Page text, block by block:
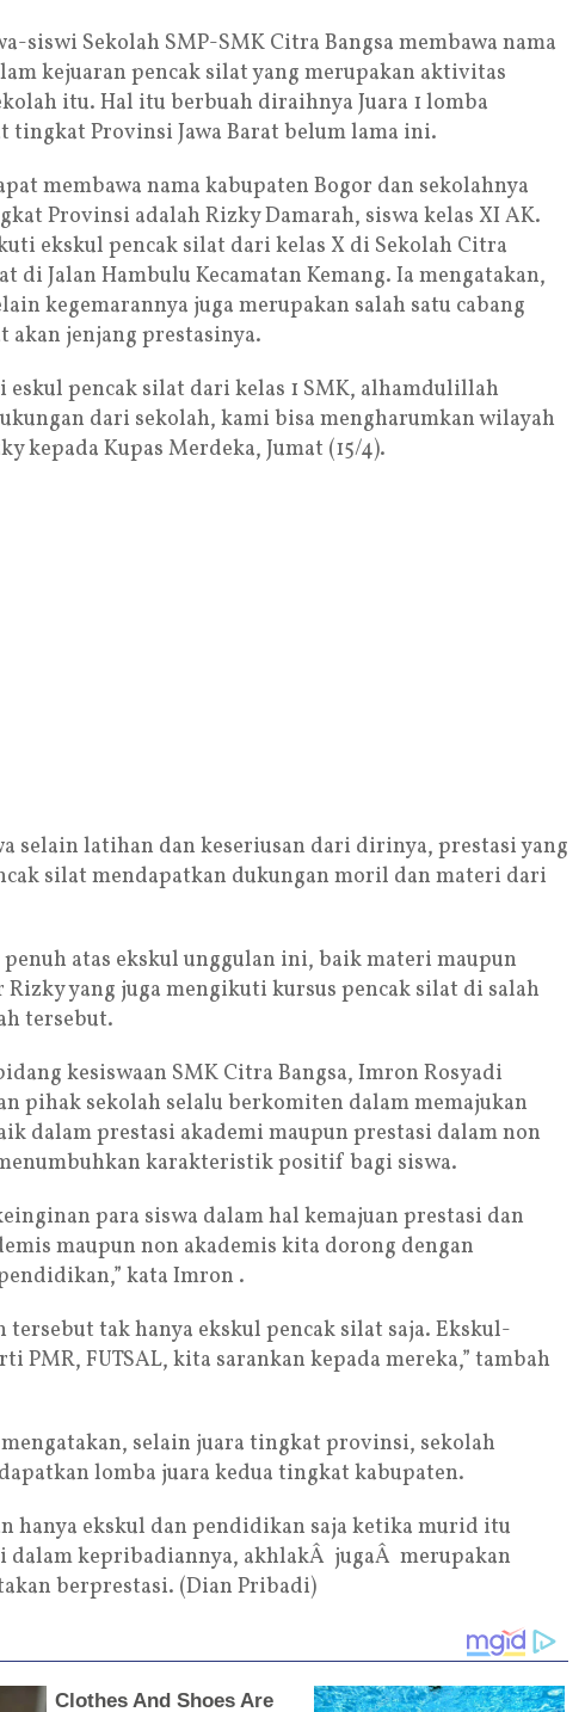
siswi Sekolah SMP-SMK Citra Bangsa membawa nama
kejuaran pencak silat yang merupakan aktivitas
itu. Hal itu berbuah diraihnya Juara 1 lomba
tingkat Provinsi Jawa Barat belum lama ini.
membawa nama kabupaten Bogor dan sekolahnya
Provinsi adalah Rizky Damarah, siswa kelas XI AK.
ekskul pencak silat dari kelas X di Sekolah Citra
di Jalan Hambulu Kecamatan Kemang. Ia mengatakan,
kegemarannya juga merupakan salah satu cabang
akan jenjang prestasinya.
eskul pencak silat dari kelas 1 SMK, alhamdulillah
dari sekolah, kami bisa mengharumkan wilayah
kepada Kupas Merdeka, Jumat (15/4).
selain latihan dan keseriusan dari dirinya, prestasi yang
silat mendapatkan dukungan moril dan materi dari
penuh atas ekskul unggulan ini, baik materi maupun
yang juga mengikuti kursus pencak silat di salah
tersebut.
kesiswaan SMK Citra Bangsa, Imron Rosyadi
pihak sekolah selalu berkomiten dalam memajukan
dalam prestasi akademi maupun prestasi dalam non
karakteristik positif bagi siswa.
para siswa dalam hal kemajuan prestasi dan
maupun non akademis kita dorong dengan
kata Imron .
tersebut tak hanya ekskul pencak silat saja. Ekskul-
PMR, FUTSAL, kita sarankan kepada mereka,” tambah
selain juara tingkat provinsi, sekolah
lomba juara kedua tingkat kabupaten.
hanya ekskul dan pendidikan saja ketika murid itu
dalam kepribadiannya, akhlakÂ jugaÂ merupakan
berprestasi. (Dian Pribadi)